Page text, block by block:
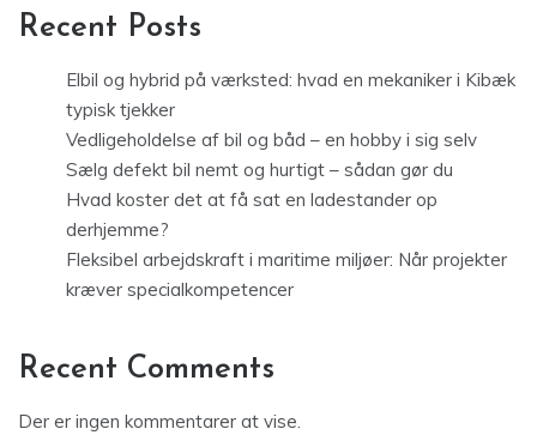
Recent Posts
Elbil og hybrid på værksted: hvad en mekaniker i Kibæk
typisk tjekker
Vedligeholdelse af bil og båd – en hobby i sig selv
Sælg defekt bil nemt og hurtigt – sådan gør du
Hvad koster det at få sat en ladestander op
derhjemme?
Fleksibel arbejdskraft i maritime miljøer: Når projekter
kræver specialkompetencer
Recent Comments
Der er ingen kommentarer at vise.